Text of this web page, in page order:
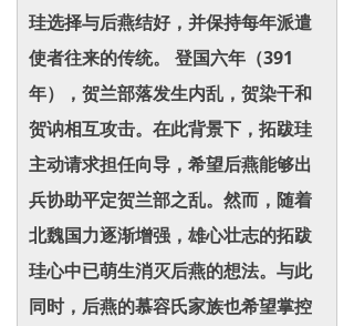
珪选择与后燕结好，并保持每年派遣
使者往来的传统。 登国六年（391
年），贺兰部落发生内乱，贺染干和
贺讷相互攻击。在此背景下，拓跋珪
主动请求担任向导，希望后燕能够出
兵协助平定贺兰部之乱。然而，随着
北魏国力逐渐增强，雄心壮志的拓跋
珪心中已萌生消灭后燕的想法。与此
同时，后燕的慕容氏家族也希望掌控